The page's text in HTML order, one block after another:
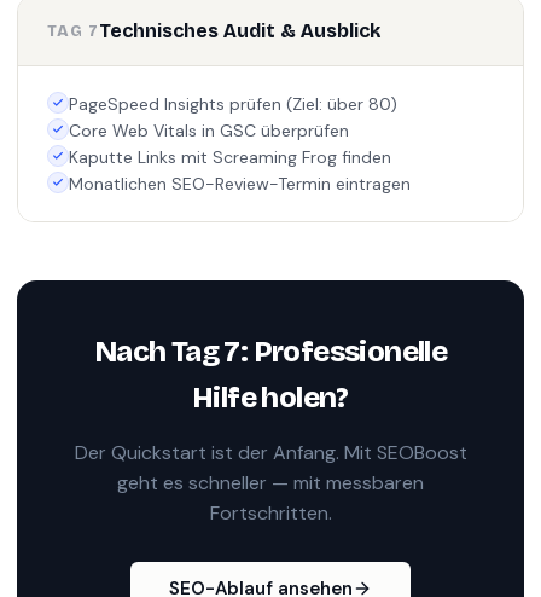
TAG 7 Technisches Audit & Ausblick
PageSpeed Insights prüfen (Ziel: über 80)
Core Web Vitals in GSC überprüfen
Kaputte Links mit Screaming Frog finden
Monatlichen SEO-Review-Termin eintragen
Nach Tag 7: Professionelle
Hilfe holen?
Der Quickstart ist der Anfang. Mit SEOBoost
geht es schneller — mit messbaren
Fortschritten.
SEO-Ablauf ansehen